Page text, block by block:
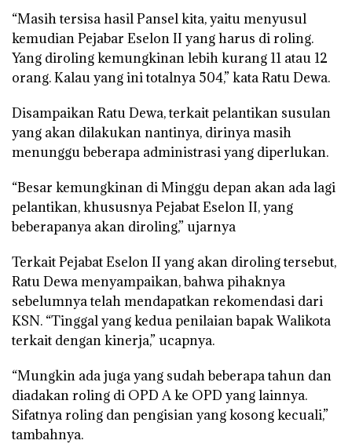
“Masih tersisa hasil Pansel kita, yaitu menyusul
kemudian Pejabar Eselon II yang harus di roling.
Yang diroling kemungkinan lebih kurang 11 atau 12
orang. Kalau yang ini totalnya 504,” kata Ratu Dewa.
Disampaikan Ratu Dewa, terkait pelantikan susulan
yang akan dilakukan nantinya, dirinya masih
menunggu beberapa administrasi yang diperlukan.
“Besar kemungkinan di Minggu depan akan ada lagi
pelantikan, khususnya Pejabat Eselon II, yang
beberapanya akan diroling,” ujarnya
Terkait Pejabat Eselon II yang akan diroling tersebut,
Ratu Dewa menyampaikan, bahwa pihaknya
sebelumnya telah mendapatkan rekomendasi dari
KSN. “Tinggal yang kedua penilaian bapak Walikota
terkait dengan kinerja,” ucapnya.
“Mungkin ada juga yang sudah beberapa tahun dan
diadakan roling di OPD A ke OPD yang lainnya.
Sifatnya roling dan pengisian yang kosong kecuali,”
tambahnya.